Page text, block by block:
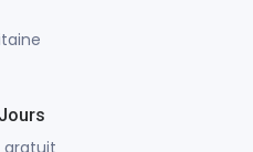
gratuit